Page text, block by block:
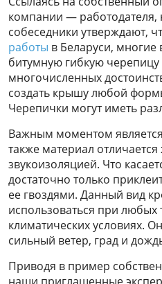
компании —
собеседники утверждают,
работы в Беларуси,
битумную гибкую
многочисленных
создать крышу любой
Черепички могут иметь
Важным моментом является
также материал
звукоизоляцией. Что
достаточно только
ее гвоздями. Данный вид
использоваться при любых
климатических условиях.
сильный ветер, град и
Приводя в пример
наши приглашенные